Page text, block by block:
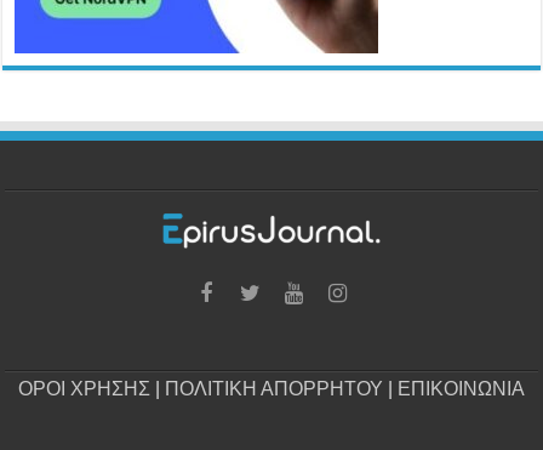
ΟΡΟΙ ΧΡΗΣΗΣ ΠΟΛΙΤΙΚΗ ΑΠΟΡΡΗΤΟΥ ΕΠΙΚΟΙΝΩΝΙΑ